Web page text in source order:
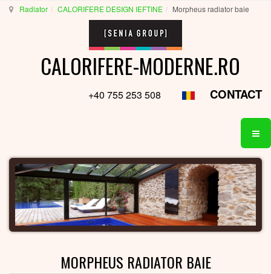
Radiator CALORIFERE DESIGN IEFTINE Morpheus radiator baie
CALORIFERE-MODERNE.RO
+40 755 253 508 CONTACT
MORPHEUS RADIATOR BAIE